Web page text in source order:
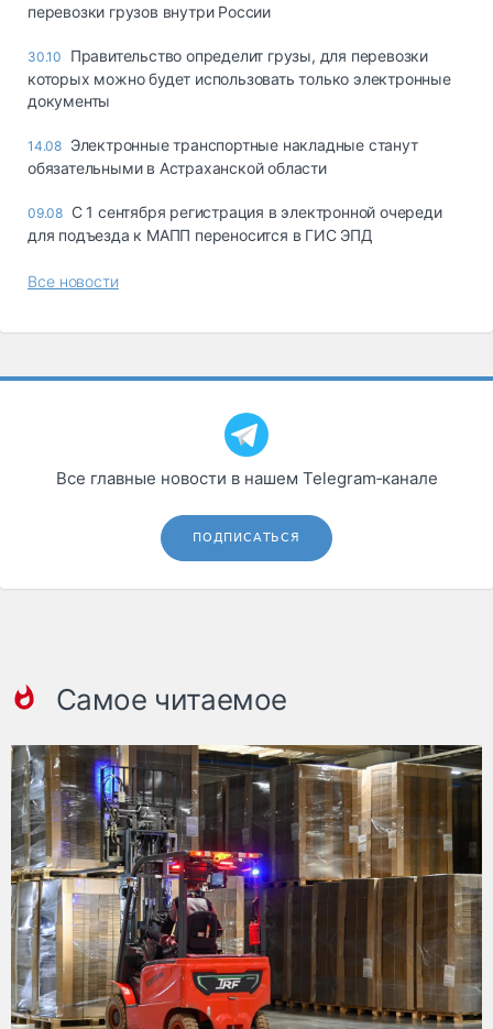
перевозки грузов внутри России
30.10
Правительство определит грузы, для перевозки
которых можно будет использовать только электронные
документы
14.08 Электронные транспортные накладные станут
обязательными в Астраханской области
09.08 C 1 сентября регистрация в электронной очереди
для подъезда к МАПП переносится в ГИС ЭПД
Все новости
Все главные новости в нашем Telegram‑канале
ПОДПИСАТЬСЯ
Самое читаемое